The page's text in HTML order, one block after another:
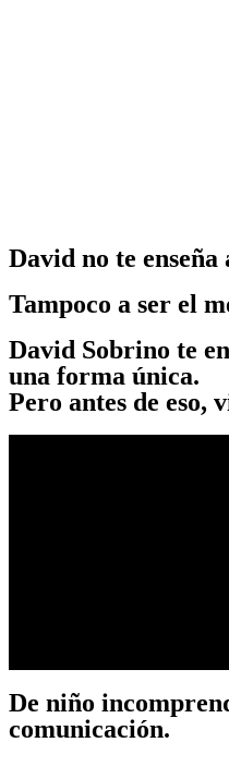
David no te
Tampoco a ser el
David Sobrino te
una forma única.
Pero antes de eso,
De niño
comunicación.